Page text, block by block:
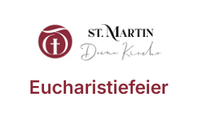
Eucharistiefeier